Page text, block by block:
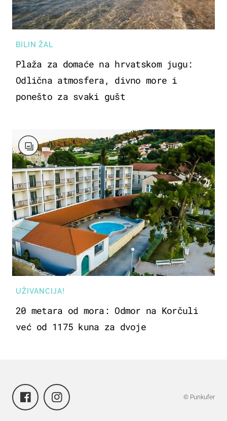
BILIN ŽAL
Plaža za domaće na hrvatskom jugu:
Odlična atmosfera, divno more i
ponešto za svaki gušt
UŽIVANCIJA!
20 metara od mora: Odmor na Korčuli
već od 1175 kuna za dvoje
© Punkufer